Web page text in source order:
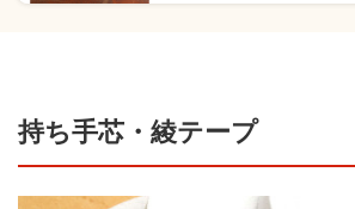
持ち手芯・綾テープ